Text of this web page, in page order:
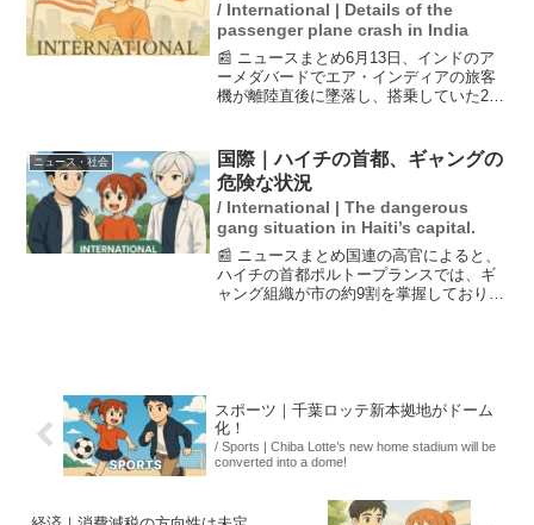
/ International | Details of the
passenger plane crash in India
📰 ニュースまとめ6月13日、インドのア
ーメダバードでエア・インディアの旅客
機が離陸直後に墜落し、搭乗していた241
人々を含めると死者数は260人を超える可
能性があります...
ニュース・社会
国際｜ハイチの首都、ギャングの
危険な状況
/ International | The dangerous
gang situation in Haiti’s capital.
📰 ニュースまとめ国連の高官によると、
ハイチの首都ポルトープランスでは、ギ
ャング組織が市の約9割を掌握しており、
スポーツ｜千葉ロッテ新本拠地がドーム
化！
/ Sports | Chiba Lotte’s new home stadium will be
converted into a dome!